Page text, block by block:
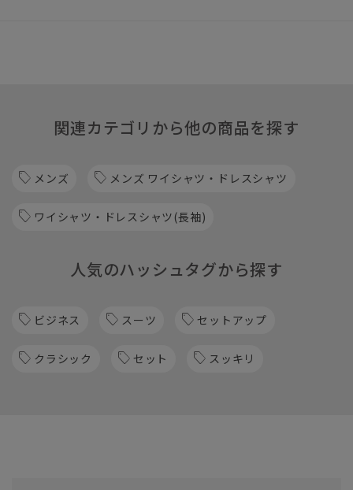
関連カテゴリから他の商品を探す
メンズ メンズ ワイシャツ・ドレスシャツ
ワイシャツ・ドレスシャツ(長袖)
人気のハッシュタグから探す
ビジネス スーツ セットアップ
クラシック セット スッキリ